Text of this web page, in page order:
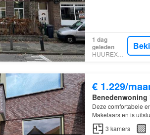
1 dag
geleden
HUUREXPERT
€ 1.229/
Benedenwoning
Deze comfortabele
Makelaars en is
3 kamers